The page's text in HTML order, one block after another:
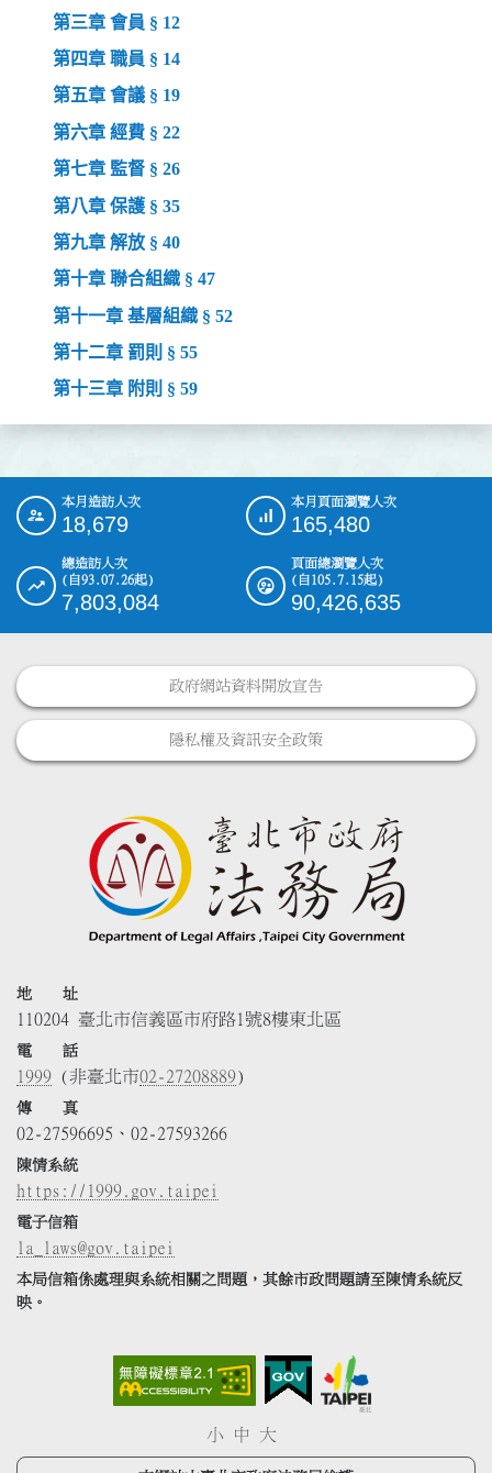
第三章 會員 § 12
第四章 職員 § 14
第五章 會議 § 19
第六章 經費 § 22
第七章 監督 § 26
第八章 保護 § 35
第九章 解放 § 40
第十章 聯合組織 § 47
第十一章 基層組織 § 52
第十二章 罰則 § 55
第十三章 附則 § 59
::: 本月造訪人次
18,679
本月頁面瀏覽人次
165,480
總造訪人次
(自93.07.26起)
7,803,084
頁面總瀏覽人次
(自105.7.15起)
90,426,635
政府網站資料開放宣告
隱私權及資訊安全政策
地 址
110204 臺北市信義區市府路1號8樓東北區
電 話
1999 (非臺北市02-27208889)
傳 真
02-27596695、02-27593266
陳情系統
https://1999.gov.taipei
電子信箱
la_laws@gov.taipei
本局信箱係處理與系統相關之問題，其餘市政問題請至陳情系統反
映。
小 中 大